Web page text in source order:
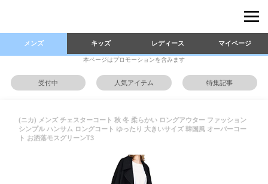
メンズ キッズ レディース マイページ
本ページはプロモーションを含みます
受付中 人気アイテム 特集記事
(ニカ) メンズ チェスターコート 秋 冬 柔らかい ロングアウター ファッション
シンプル ハンサム ロングコート ゆったり 大きいサイズ 韓国風 オーバーコー
ト お洒落モスグリーンT3